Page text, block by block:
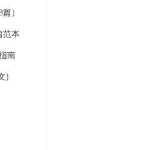
）
范本
南
)